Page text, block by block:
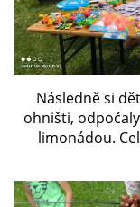
© 2026 eStránky.cz
Následně si
ohništi,
limonádou.